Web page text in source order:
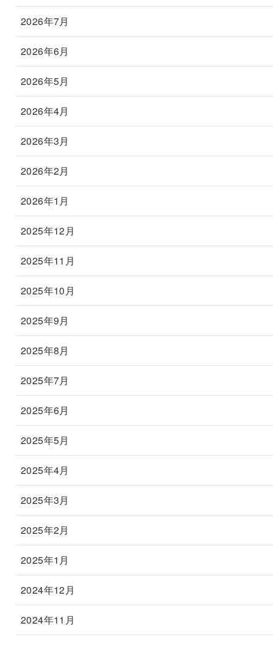
2026年7月
2026年6月
2026年5月
2026年4月
2026年3月
2026年2月
2026年1月
2025年12月
2025年11月
2025年10月
2025年9月
2025年8月
2025年7月
2025年6月
2025年5月
2025年4月
2025年3月
2025年2月
2025年1月
2024年12月
2024年11月